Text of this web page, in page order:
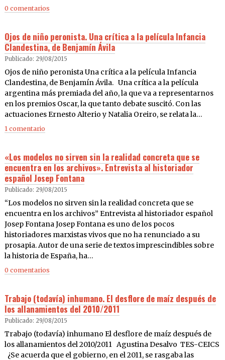
0 comentarios
Ojos de niño peronista. Una crítica a la película Infancia
Clandestina, de Benjamín Ávila
Publicado: 29/08/2015
Ojos de niño peronista Una crítica a la película Infancia
Clandestina, de Benjamín Ávila. Una crítica a la película
argentina más premiada del año, la que va a representarnos
en los premios Oscar, la que tanto debate suscitó. Con las
actuaciones Ernesto Alterio y Natalia Oreiro, se relata la…
1 comentario
«Los modelos no sirven sin la realidad concreta que se
encuentra en los archivos». Entrevista al historiador
español Josep Fontana
Publicado: 29/08/2015
“Los modelos no sirven sin la realidad concreta que se
encuentra en los archivos” Entrevista al historiador español
Josep Fontana Josep Fontana es uno de los pocos
historiadores marxistas vivos que no ha renunciado a su
prosapia. Autor de una serie de textos imprescindibles sobre
la historia de España, ha…
0 comentarios
Trabajo (todavía) inhumano. El desflore de maíz después de
los allanamientos del 2010/2011
Publicado: 29/08/2015
Trabajo (todavía) inhumano El desflore de maíz después de
los allanamientos del 2010/2011 Agustina Desalvo TES-CEICS
¿Se acuerda que el gobierno, en el 2011, se rasgaba las